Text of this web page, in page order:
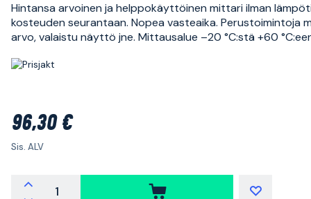
Hintansa arvoinen ja helppokäyttöinen mittari ilman
kosteuden seurantaan. Nopea vasteaika. Perustoimintoja
arvo, valaistu näyttö jne. Mittausalue –20 °C:stä +60
96,30 €
Sis. ALV